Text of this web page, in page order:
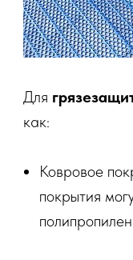
Для
как:
Ковровое
покрытия